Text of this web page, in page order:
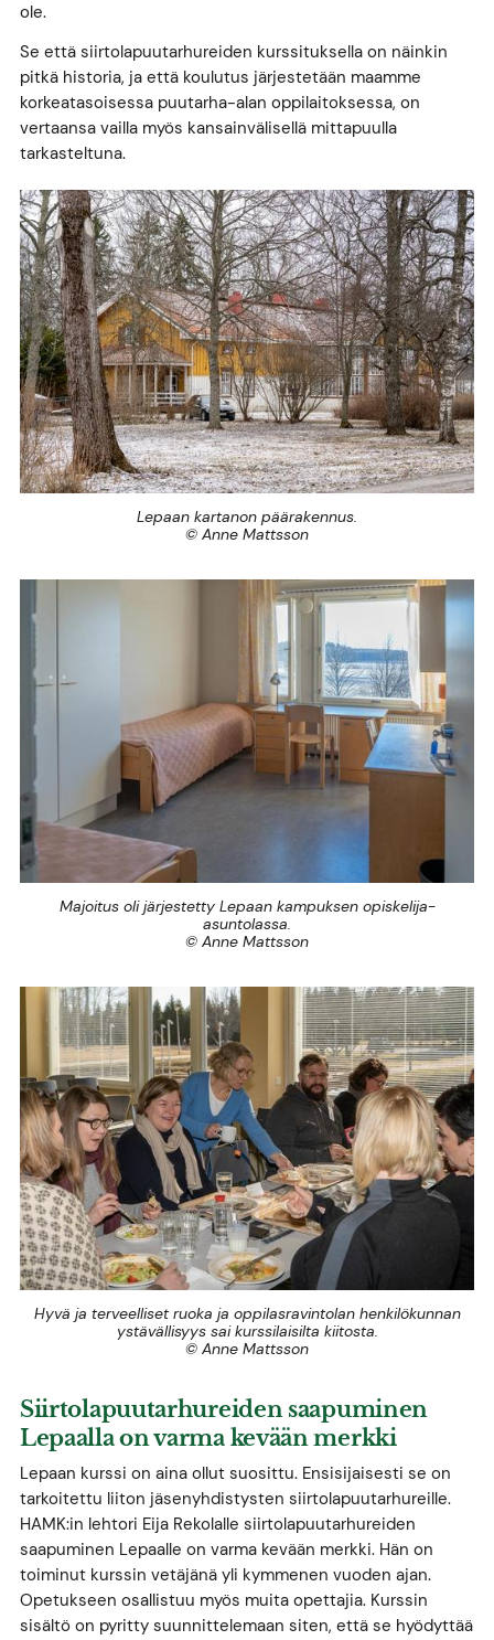
ole.
Se että siirtolapuutarhureiden kurssituksella on näinkin
pitkä historia, ja että koulutus järjestetään maamme
korkeatasoisessa puutarha-alan oppilaitoksessa, on
vertaansa vailla myös kansainvälisellä mittapuulla
tarkasteltuna.
Lepaan kartanon päärakennus.
© Anne Mattsson
Majoitus oli järjestetty Lepaan kampuksen opiskelija-
asuntolassa.
© Anne Mattsson
Hyvä ja terveelliset ruoka ja oppilasravintolan henkilökunnan
ystävällisyys sai kurssilaisilta kiitosta.
© Anne Mattsson
Siirtolapuutarhureiden saapuminen
Lepaalla on varma kevään merkki
Lepaan kurssi on aina ollut suosittu. Ensisijaisesti se on
tarkoitettu liiton jäsenyhdistysten siirtolapuutarhureille.
HAMK:in lehtori Eija Rekolalle siirtolapuutarhureiden
saapuminen Lepaalle on varma kevään merkki. Hän on
toiminut kurssin vetäjänä yli kymmenen vuoden ajan.
Opetukseen osallistuu myös muita opettajia. Kurssin
sisältö on pyritty suunnittelemaan siten, että se hyödyttää